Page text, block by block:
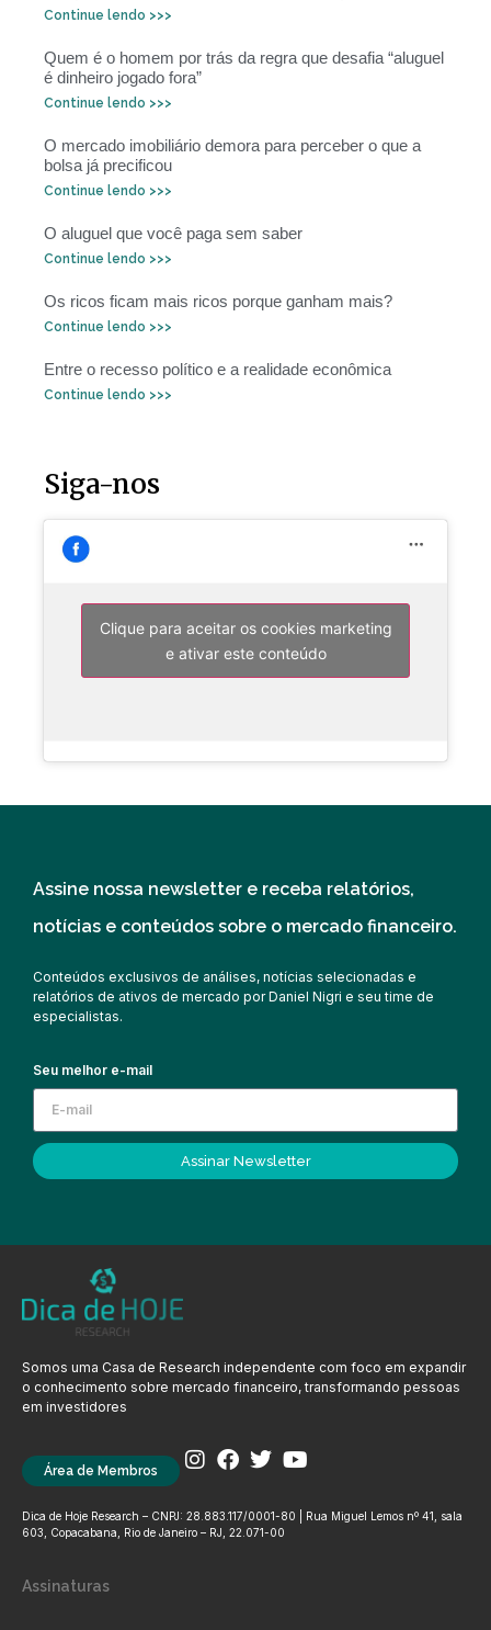
Continue lendo >>>
Quem é o homem por trás da regra que desafia “aluguel
é dinheiro jogado fora”
Continue lendo >>>
O mercado imobiliário demora para perceber o que a
bolsa já precificou
Continue lendo >>>
O aluguel que você paga sem saber
Continue lendo >>>
Os ricos ficam mais ricos porque ganham mais?
Continue lendo >>>
Entre o recesso político e a realidade econômica
Continue lendo >>>
Siga-nos
Clique para aceitar os cookies marketing
e ativar este conteúdo
Assine nossa newsletter e receba relatórios,
notícias e conteúdos sobre o mercado financeiro.
Conteúdos exclusivos de análises, notícias selecionadas e
relatórios de ativos de mercado por Daniel Nigri e seu time de
especialistas.
Seu melhor e-mail
Assinar Newsletter
Somos uma Casa de Research independente com foco em expandir
o conhecimento sobre mercado financeiro, transformando pessoas
em investidores
Área de Membros
Dica de Hoje Research – CNPJ: 28.883.117/0001-80 | Rua Miguel Lemos nº 41, sala
603, Copacabana, Rio de Janeiro – RJ, 22.071-00
Assinaturas